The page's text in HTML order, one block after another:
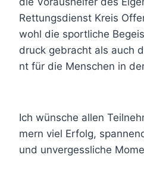
Rettungsdienst Kreis
wohl die sportliche
druck gebracht als auch
nt für die Menschen in
Ich wünsche allen
mern viel Erfolg,
und unvergessliche